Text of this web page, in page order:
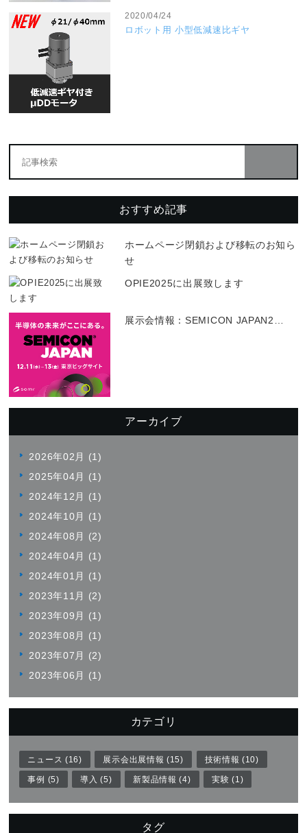
2020/04/24
ロボット用 小型低減速比ギヤ
おすすめ記事
ホームページ閉鎖および移転のお知ら
せ
OPIE2025に出展致します
展示会情報：SEMICON JAPAN2
アーカイブ
2026年02月 (1)
2025年04月 (1)
2024年12月 (1)
2024年10月 (1)
2024年08月 (2)
2024年04月 (1)
2024年01月 (1)
2023年11月 (2)
2023年09月 (1)
2023年08月 (1)
2023年07月 (2)
2023年06月 (1)
カテゴリ
ニュース (16) 展示会出展情報 (15) 技術情報 (10)
事例 (5) 導入 (5) 新製品情報 (4) 実験 (1)
タグ